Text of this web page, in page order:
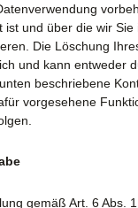
ist und über die wir Sie
Die Löschung
und kann entweder
beschriebene
vorgesehene
gemäß Art. 6 Abs.